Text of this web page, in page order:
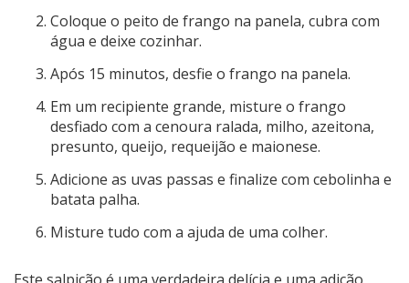
Coloque o peito de frango na panela, cubra com
água e deixe cozinhar.
Após 15 minutos, desfie o frango na panela.
Em um recipiente grande, misture o frango
desfiado com a cenoura ralada, milho, azeitona,
presunto, queijo, requeijão e maionese.
Adicione as uvas passas e finalize com cebolinha e
batata palha.
Misture tudo com a ajuda de uma colher.